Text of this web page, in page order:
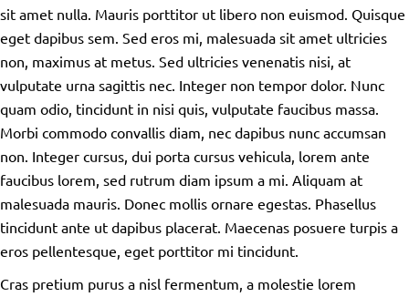
sit amet nulla. Mauris porttitor ut libero non euismod. Quisque
eget dapibus sem. Sed eros mi, malesuada sit amet ultricies
non, maximus at metus. Sed ultricies venenatis nisi, at
vulputate urna sagittis nec. Integer non tempor dolor. Nunc
quam odio, tincidunt in nisi quis, vulputate faucibus massa.
Morbi commodo convallis diam, nec dapibus nunc accumsan
non. Integer cursus, dui porta cursus vehicula, lorem ante
faucibus lorem, sed rutrum diam ipsum a mi. Aliquam at
malesuada mauris. Donec mollis ornare egestas. Phasellus
tincidunt ante ut dapibus placerat. Maecenas posuere turpis a
eros pellentesque, eget porttitor mi tincidunt.
Cras pretium purus a nisl fermentum, a molestie lorem